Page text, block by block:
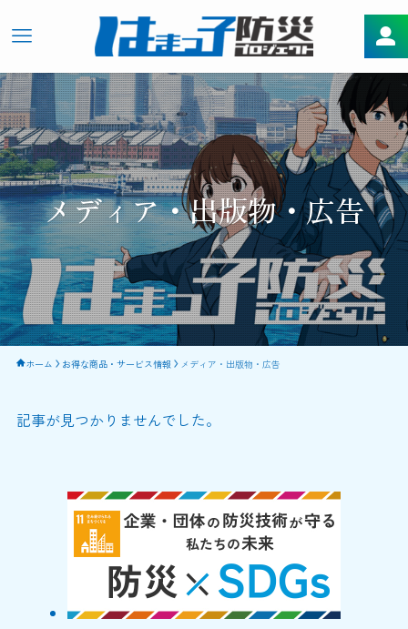
メディア・出版物・広告
ホーム お得な商品・サービス情報 メディア・出版物・広告
記事が見つかりませんでした。